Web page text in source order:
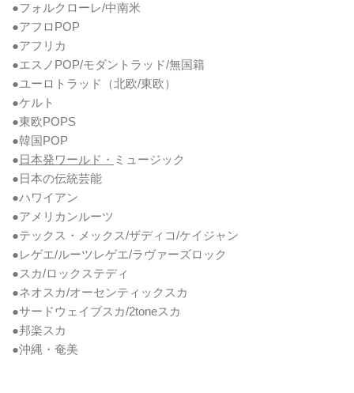
●フォルクローレ/中南米
●アフロPOP
●アフリカ
●エスノPOP/モダントラッド/無国籍
●ユーロトラッド（北欧/東欧）
●ケルト
●東欧POPS
●韓国POP
●日本発ワールド・ ミュージック
●日本の伝統芸能
●ハワイアン
●アメリカンルーツ
●テックス・メックス/ザディコ/ケイジャン
●レゲエ/ルーツレゲエ/ラヴァーズロック
●スカ/ロックステディ
●ネオスカ/オーセンティックスカ
●サードウェイブスカ/2toneスカ
●邦楽スカ
●沖縄・奄美